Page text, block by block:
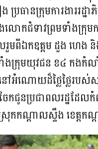
រធានក្រុមការងាររដ្
ោកជំទាវព្រមទាំងក្រុម
ពីឯកឧត្តម ដួង ហេង និ
ក្រុមយុវជន ខ៤ កងកំលាំ
នៅអំណោយដ៏ថ្លៃថ្លៃរបស់
កជូនប្រជាពលរដ្ឋដែល
កកណ្តាលស្ទឹង ខេត្តក